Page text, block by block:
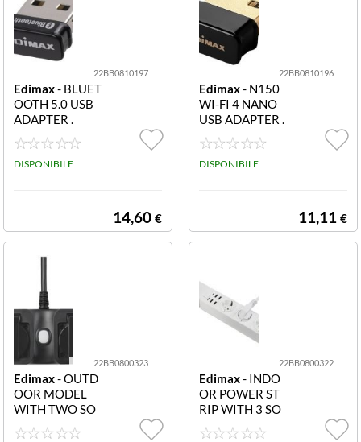
22BB0810197
Edimax- BLUET
OOTH 5.0 USB
ADAPTER .
DISPONIBILE
14,60 €
22BB0810196
Edimax- N150
WI-FI 4 NANO
USB ADAPTER .
DISPONIBILE
11,11 €
22BB0800323
Edimax- OUTD
OOR MODEL
WITH TWO SO
CKETS .
22BB0800322
Edimax- INDO
OR POWER ST
RIP WITH 3 SO
CKETS AND 4 U